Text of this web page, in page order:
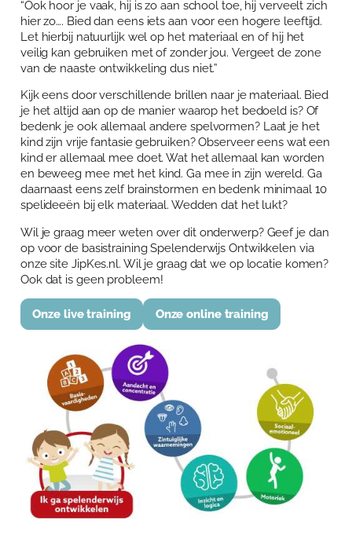
“Ook hoor je vaak, hij is zo aan school toe, hij verveelt zich
hier zo…. Bied dan eens iets aan voor een hogere leeftijd.
Let hierbij natuurlijk wel op het materiaal en of hij het
veilig kan gebruiken met of zonder jou. Vergeet de zone
van de naaste ontwikkeling dus niet.”
Kijk eens door verschillende brillen naar je materiaal. Bied
je het altijd aan op de manier waarop het bedoeld is? Of
bedenk je ook allemaal andere spelvormen? Laat je het
kind zijn vrije fantasie gebruiken? Observeer eens wat een
kind er allemaal mee doet. Wat het allemaal kan worden
en beweeg mee met het kind. Ga mee in zijn wereld. Ga
daarnaast eens zelf brainstormen en bedenk minimaal 10
spelideeën bij elk materiaal. Wedden dat het lukt?
Wil je graag meer weten over dit onderwerp? Geef je dan
op voor de basistraining Spelenderwijs Ontwikkelen via
onze site JipKes.nl. Wil je graag dat we op locatie komen?
Ook dat is geen probleem!
Onze live training Onze online training